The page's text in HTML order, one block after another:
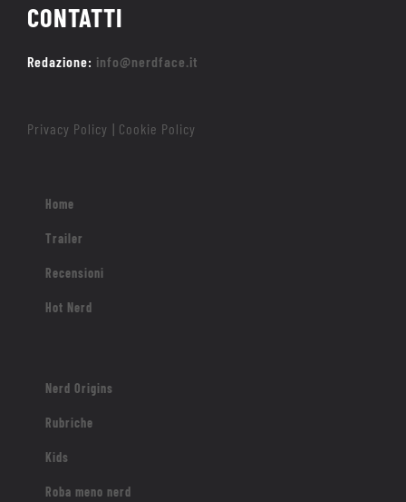
CONTATTI
Redazione: info@nerdface.it
Privacy Policy Cookie Policy
Home
Trailer
Recensioni
Hot Nerd
Nerd Origins
Rubriche
Kids
Roba meno nerd